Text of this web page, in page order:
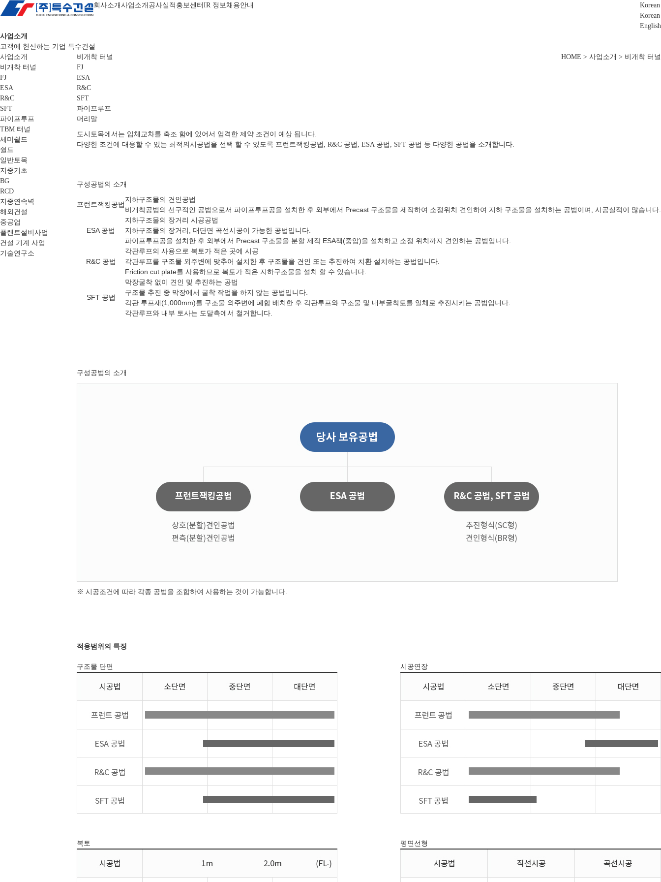
회사소개 사업소개 공사실적 홍보센터 IR 정보채용안내
Korean
Korean
English
사업소개
고객에 헌신하는 기업 특수건설
사업소개
비개착 터널
FJ
ESA
R&C
SFT
파이프루프
TBM 터널
세미쉴드
쉴드
일반토목
지중기초
BG
RCD
지중연속벽
해외건설
중공업
플랜트설비사업
건설 기계 사업
기술연구소
비개착 터널
HOME > 사업소개 > 비개착 터널
FJ
ESA
R&C
SFT
파이프루프
머리말
도시토목에서는 입체교차를 축조 함에 있어서 엄격한 제약 조건이 예상 됩니다.
다양한 조건에 대응할 수 있는 최적의시공법을 선택 할 수 있도록 프런트잭킹공법, R&C 공법, ESA 공법, SFT 공법 등 다양한 공법을 소개합니다.
구성공법의 소개
프런트잭킹공법
지하구조물의 견인공법
비개착공법의 선구적인 공법으로서 파이프루프공을 설치한 후 외부에서 Precast 구조물을 제작하여 소정위치 견인하여 지하 구조물을 설치하는 공법이며, 시공실적이 많습니다.
ESA 공법
지하구조물의 장거리 시공공법
지하구조물의 장거리, 대단면 곡선시공이 가능한 공법입니다.
파이프루프공을 설치한 후 외부에서 Precast 구조물을 분할 제작 ESA잭(중압)을 설치하고 소정 위치까지 견인하는 공법입니다.
R&C 공법
각관루프의 사용으로 복토가 적은 곳에 시공
각관루프를 구조물 외주변에 맞추어 설치한 후 구조물을 견인 또는 추진하여 치환 설치하는 공법입니다.
Friction cut plate를 사용하므로 복토가 적은 지하구조물을 설치 할 수 있습니다.
SFT 공법
막장굴착 없이 견인 및 추진하는 공법
구조물 추진 중 막장에서 굴착 작업을 하지 않는 공법입니다.
각관 루프재(1,000mm)를 구조물 외주변에 폐합 배치한 후 각관루프와 구조물 및 내부굴착토를 일체로 추진시키는 공법입니다.
각관루프와 내부 토사는 도달측에서 철거합니다.
구성공법의 소개
※ 시공조건에 따라 각종 공법을 조합하여 사용하는 것이 가능합니다.
적용범위의 특징
구조물 단면 시공연장
복토 평면선형